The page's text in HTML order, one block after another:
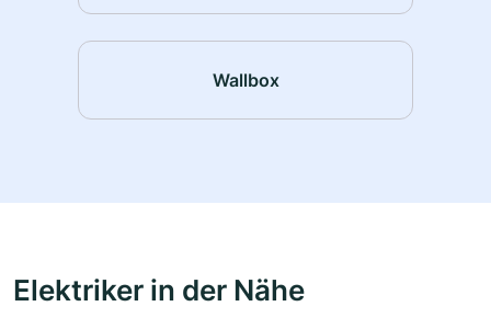
Wallbox
Elektriker in der Nähe